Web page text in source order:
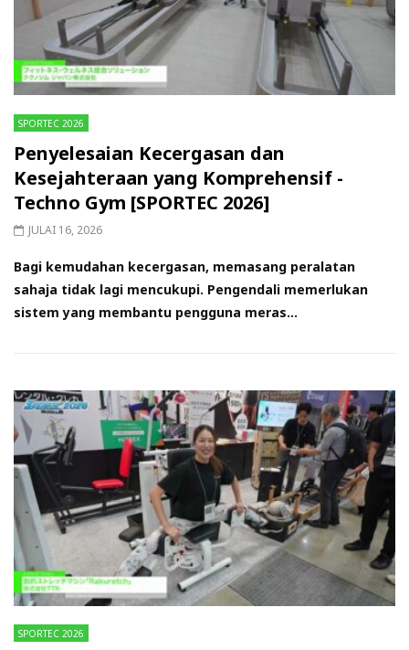
SPORTEC 2026
Penyelesaian Kecergasan dan
Kesejahteraan yang Komprehensif -
Techno Gym [SPORTEC 2026]
JULAI 16, 2026
Bagi kemudahan kecergasan, memasang peralatan
sahaja tidak lagi mencukupi. Pengendali memerlukan
sistem yang membantu pengguna meras...
SPORTEC 2026